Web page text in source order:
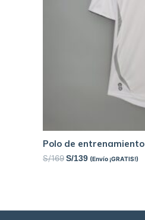
Polo de
S/169 S/139 (Envío ¡GRATIS!)